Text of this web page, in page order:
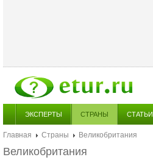
ЭКСПЕРТЫ СТРАНЫ СТАТЬИ
Главная Страны
Великобритания
Великобритания